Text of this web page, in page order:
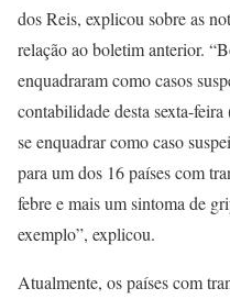
dos Reis, explicou sobre as
relação ao boletim anterior.
enquadraram como casos
contabilidade desta sexta-
se enquadrar como caso
para um dos 16 países com
febre e mais um sintoma de
exemplo”, explicou.
Atualmente, os países com